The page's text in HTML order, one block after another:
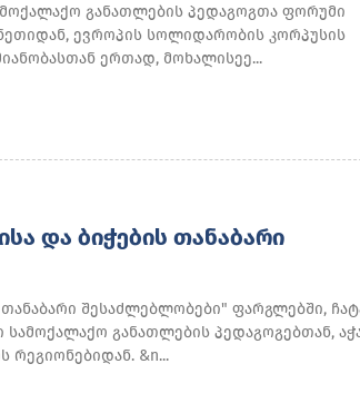
განათლების პედაგოგთა ფორუმი
ევროპის სოლიდარობის კორპუსის
ერთად, მოხალისეე...
ᲓᲐ ᲑᲘᲭᲔᲑᲘᲡ ᲗᲐᲜᲐᲑᲐᲠᲘ
შესაძლებლობები" ფარგლებში,
განათლების პედაგოგებთან,
რეგიონებიდან. &n...